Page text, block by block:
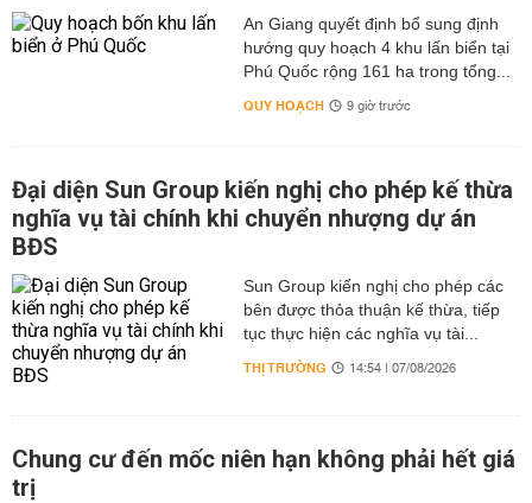
An Giang quyết định bổ sung định
hướng quy hoạch 4 khu lấn biển tại
Phú Quốc rộng 161 ha trong tổng...
QUY HOẠCH 9 giờ trước
Đại diện Sun Group kiến nghị cho phép kế thừa
nghĩa vụ tài chính khi chuyển nhượng dự án
BĐS
Sun Group kiến nghị cho phép các
bên được thỏa thuận kế thừa, tiếp
tục thực hiện các nghĩa vụ tài...
THỊ TRƯỜNG 14:54 | 07/08/2026
Chung cư đến mốc niên hạn không phải hết giá
trị